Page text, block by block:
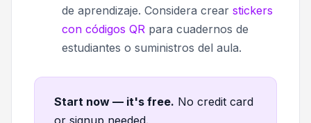
de aprendizaje. Considera crear stickers
con códigos QR para cuadernos de
estudiantes o suministros del aula.
Start now — it's free. No credit card